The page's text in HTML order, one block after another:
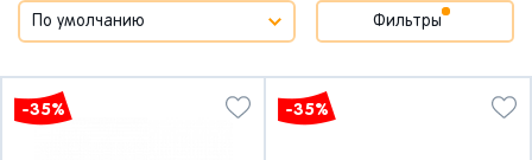
Фильтры
-35% -35%